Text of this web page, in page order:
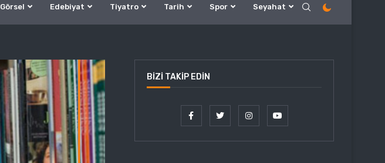
Görsel Edebiyat Tiyatro Tarih Spor Seyahat
BIZI TAKIP EDIN